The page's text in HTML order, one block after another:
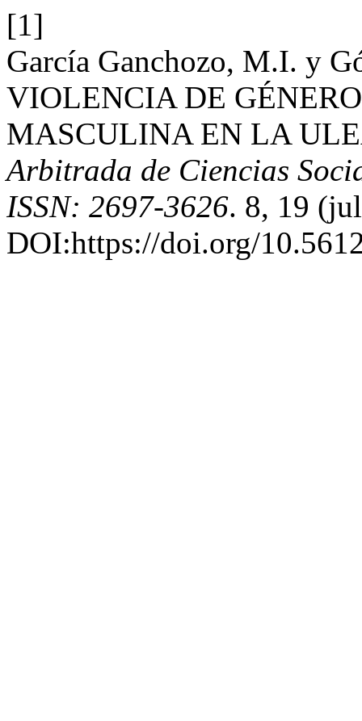
[1]
García Ganchozo, M.I. y
VIOLENCIA DE
MASCULINA EN LA
Arbitrada de Ciencias
ISSN: 2697-3626. 8, 19
DOI:https://doi.org/